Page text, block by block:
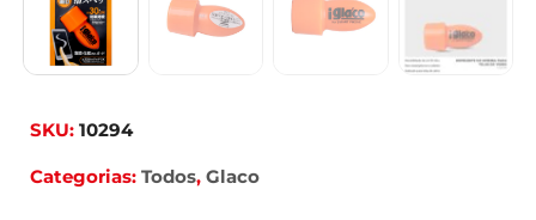
SKU: 10294
Categorias: Todos, Glaco